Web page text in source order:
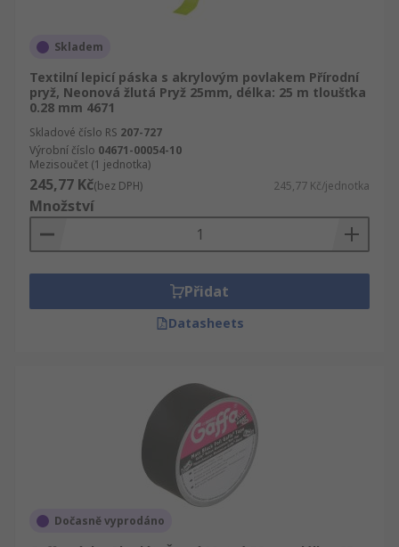
Skladem
Textilní lepicí páska s akrylovým povlakem Přírodní
pryž, Neonová žlutá Pryž 25mm, délka: 25 m tloušťka
0.28 mm 4671
Skladové číslo RS 207-727
Výrobní číslo 04671-00054-10
Mezisoučet (1 jednotka)
245,77 Kč(bez DPH) 245,77 Kč/jednotka
Množství
Přidat
Datasheets
Dočasně vyprodáno